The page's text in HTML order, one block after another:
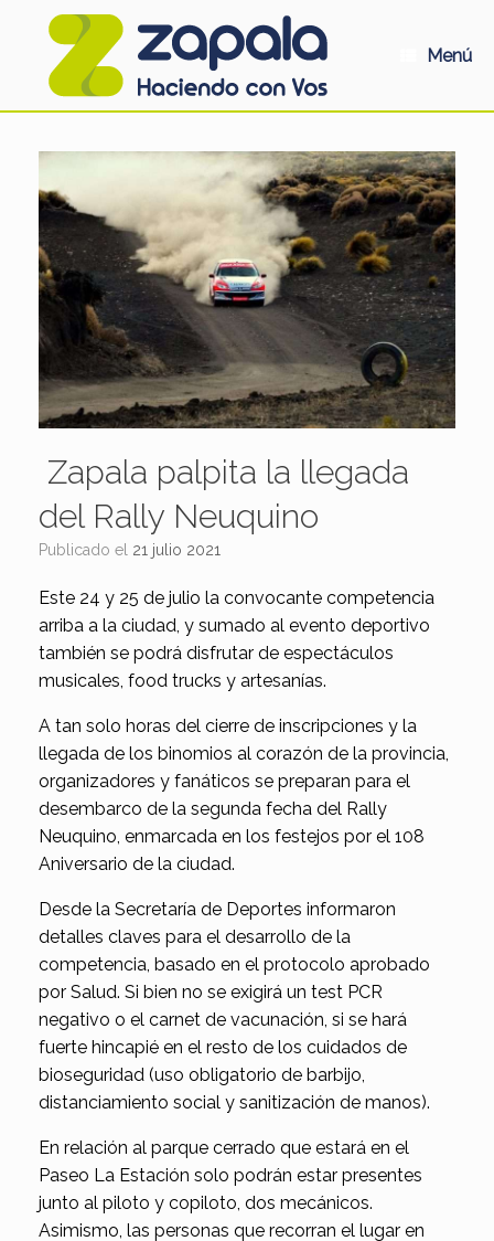
Menú
Zapala palpita la llegada
del Rally Neuquino
Publicado el 21 julio 2021
Este 24 y 25 de julio la convocante competencia
arriba a la ciudad, y sumado al evento deportivo
también se podrá disfrutar de espectáculos
musicales, food trucks y artesanías.
A tan solo horas del cierre de inscripciones y la
llegada de los binomios al corazón de la provincia,
organizadores y fanáticos se preparan para el
desembarco de la segunda fecha del Rally
Neuquino, enmarcada en los festejos por el 108
Aniversario de la ciudad.
Desde la Secretaría de Deportes informaron
detalles claves para el desarrollo de la
competencia, basado en el protocolo aprobado
por Salud. Si bien no se exigirá un test PCR
negativo o el carnet de vacunación, si se hará
fuerte hincapié en el resto de los cuidados de
bioseguridad (uso obligatorio de barbijo,
distanciamiento social y sanitización de manos).
En relación al parque cerrado que estará en el
Paseo La Estación solo podrán estar presentes
junto al piloto y copiloto, dos mecánicos.
Asimismo, las personas que recorran el lugar en